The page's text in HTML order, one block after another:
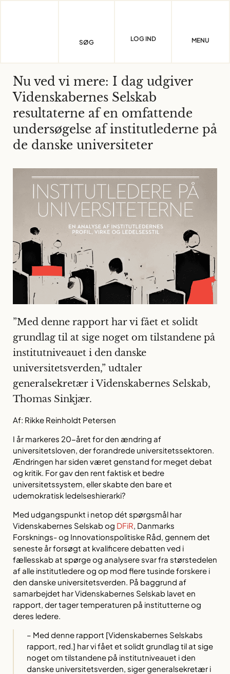
SØG LOG IND MENU
Nu ved vi mere: I dag udgiver
Videnskabernes Selskab
resultaterne af en omfattende
undersøgelse af institutlederne på
de danske universiteter
”Med denne rapport har vi fået et solidt
grundlag til at sige noget om tilstandene på
institutniveauet i den danske
universitetsverden,” udtaler
generalsekretær i Videnskabernes Selskab,
Thomas Sinkjær.
Af: Rikke Reinholdt Petersen
I år markeres 20-året for den ændring af
universitetsloven, der forandrede universitetssektoren.
Ændringen har siden været genstand for meget debat
og kritik. For gav den rent faktisk et bedre
universitetssystem, eller skabte den bare et
udemokratisk ledelseshierarki?
Med udgangspunkt i netop dét spørgsmål har
Videnskabernes Selskab og DFiR , Danmarks
Forsknings- og Innovationspolitiske Råd, gennem det
seneste år forsøgt at kvalificere debatten ved i
fællesskab at spørge og analysere svar fra størstedelen
af alle institutledere og op mod flere tusinde forskere i
den danske universitetsverden. På baggrund af
samarbejdet har Videnskabernes Selskab lavet en
rapport, der tager temperaturen på institutterne og
deres ledere.
– Med denne rapport [Videnskabernes Selskabs
rapport, red.] har vi fået et solidt grundlag til at sige
noget om tilstandene på institutniveauet i den
danske universitetsverden, siger generalsekretær i